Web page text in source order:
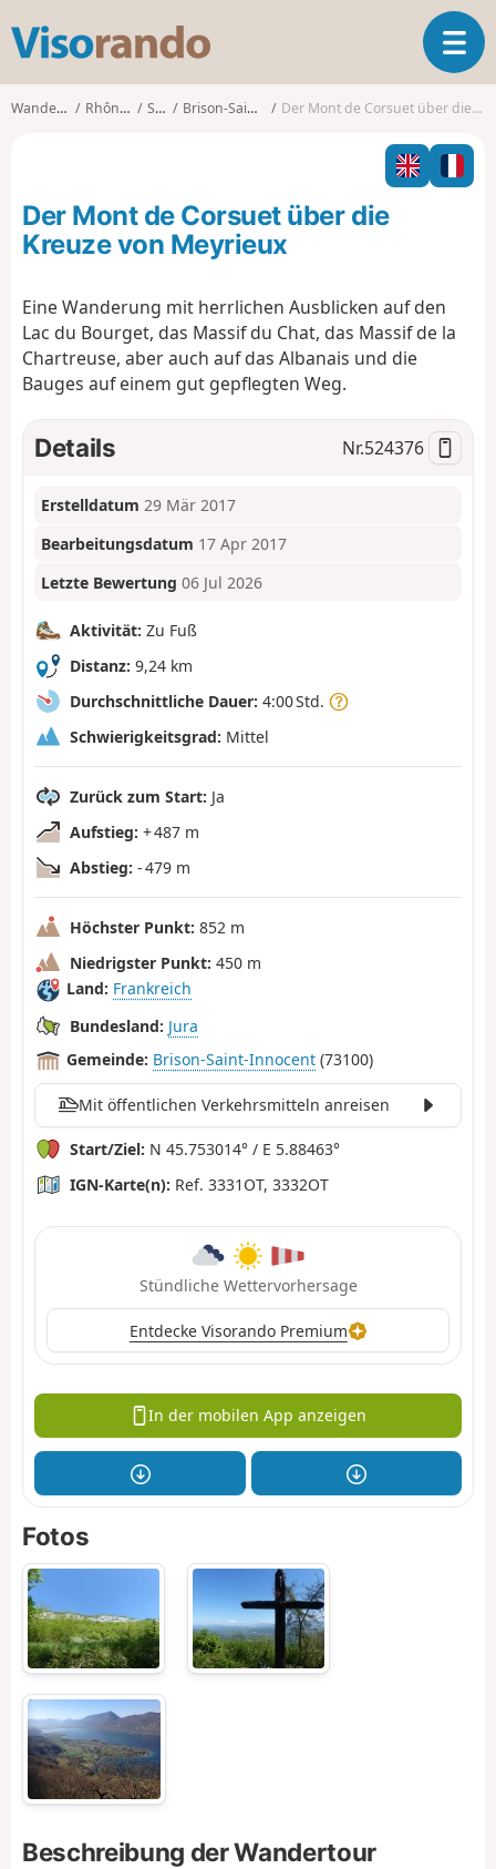
s
o
o
T
o
g
l
n
t
Wanderungen Rhône-Alpes Savoie Brison-Saint-Innocent Der Mont de Corsuet über die Kreuze von Meyrieux
Der Mont de Corsuet über die
Kreuze von Meyrieux
Eine Wanderung mit herrlichen Ausblicken auf den
Lac du Bourget, das Massif du Chat, das Massif de la
Chartreuse, aber auch auf das Albanais und die
Bauges auf einem gut gepflegten Weg.
Details Nr.524376
Erstelldatum 29 Mär 2017
Bearbeitungsdatum 17 Apr 2017
Letzte Bewertung 06 Jul 2026
Aktivität: Zu Fuß
Distanz: 9,24 km
Durchschnittliche Dauer: 4:00 Std.
Schwierigkeitsgrad: Mittel
Zurück zum Start: Ja
Aufstieg: + 487 m
Abstieg: - 479 m
Höchster Punkt: 852 m
Niedrigster Punkt: 450 m
Land: Frankreich
Bundesland: Jura
Gemeinde: Brison-Saint-Innocent (73100)
Mit öffentlichen Verkehrsmitteln anreisen
Start/Ziel: N 45.753014° / E 5.88463°
IGN-Karte(n): Ref. 3331OT, 3332OT
Stündliche Wettervorhersage
Entdecke Visorando Premium
In der mobilen App anzeigen
Fotos
Beschreibung der Wandertour